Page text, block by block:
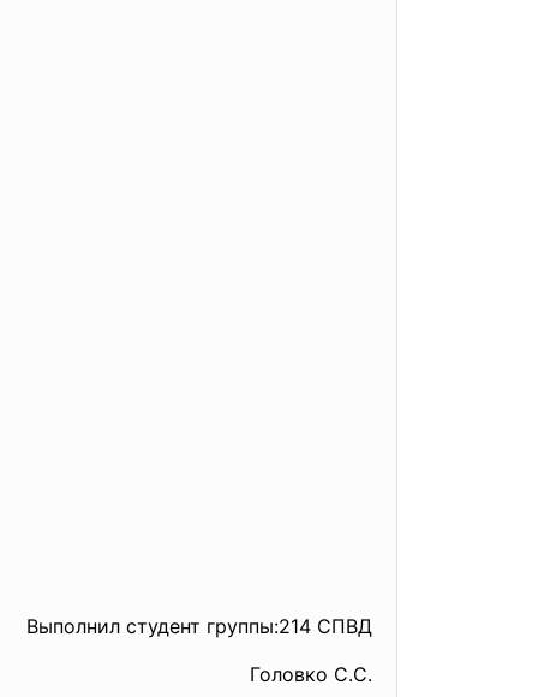
Выполнил студент группы:214 СПВД
Головко С.С.